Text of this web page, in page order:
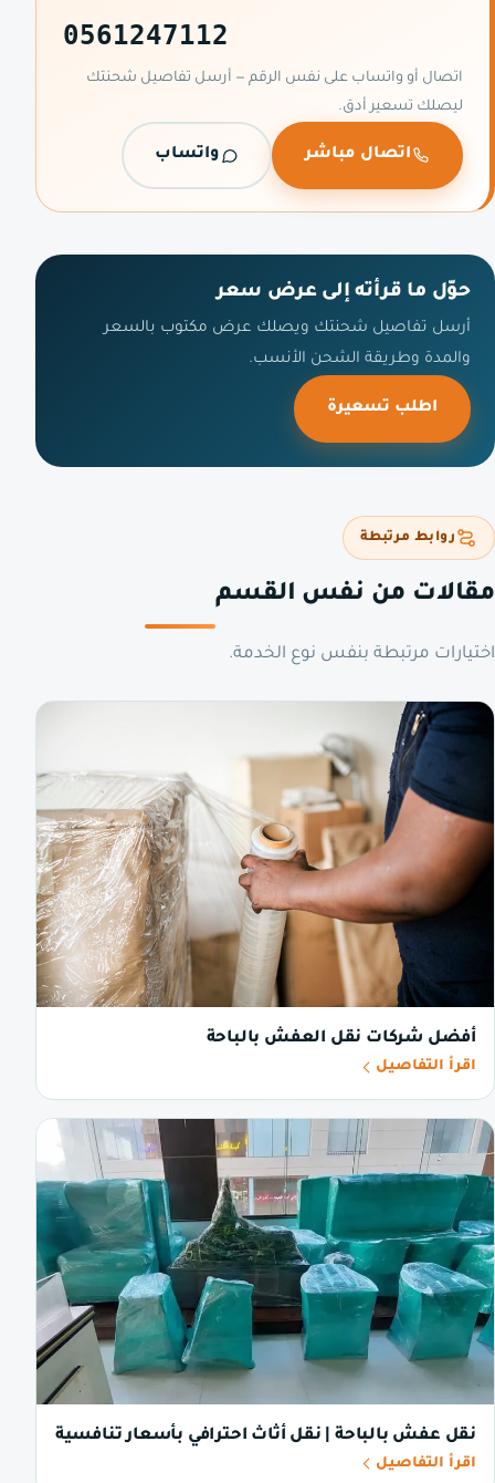
0561247112
اتصال أو واتساب على نفس الرقم — أرسل تفاصيل شحنتك
ليصلك تسعير أدق.
اتصال مباشر واتساب
حوّل ما قرأته إلى عرض سعر
أرسل تفاصيل شحنتك ويصلك عرض مكتوب بالسعر
والمدة وطريقة الشحن الأنسب.
اطلب تسعيرة
روابط مرتبطة
مقالات من نفس القسم
اختيارات مرتبطة بنفس نوع الخدمة.
أفضل شركات نقل العفش بالباحة
اقرأ التفاصيل
نقل عفش بالباحة | نقل أثاث احترافي بأسعار تنافسية
اقرأ التفاصيل